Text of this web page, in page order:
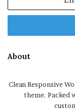
Email
About
Clean Responsive
theme. Packed